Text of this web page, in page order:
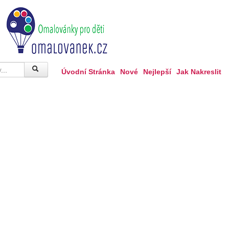
Úvodní Stránka Nové Nejlepší Jak Nakreslit